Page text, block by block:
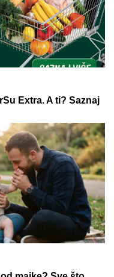
nego što stigne na
niko ne planira